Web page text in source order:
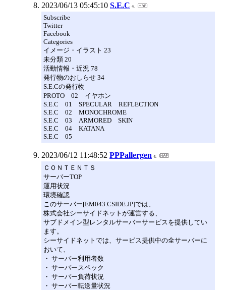
2023/06/13 05:45:10 S.E.C
Subscribe
Twitter
Facebook
Categories
イメージ・イラスト 23
未分類 20
活動情報・近況 78
発行物のおしらせ 34
S.E.Cの発行物
PROTO 02 イヤホン
S.E.C 01 SPECULAR REFLECTION
S.E.C 02 MONOCHROME
S.E.C 03 ARMORED SKIN
S.E.C 04 KATANA
S.E.C 05
2023/06/12 11:48:52 PPPallergen
ＣＯＮＴＥＮＴＳ
サーバーTOP
運用状況
環境確認
このサーバー[EM043.CSIDE.JP]では、
株式会社シーサイドネットが運営する、
サブドメイン型レンタルサーバーサービスを提供してい
ます。
シーサイドネットでは、サービス提供中の全サーバーに
おいて、
・ サーバー利用者数
・ サーバースペック
・ サーバー負荷状況
・ サーバー転送量状況